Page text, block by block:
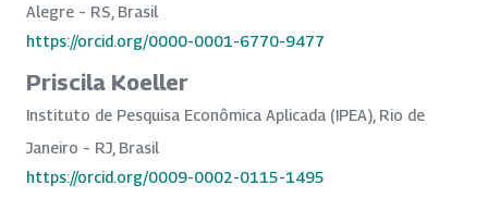
Alegre – RS, Brasil
https://orcid.org/0000-0001-6770-9477
Priscila Koeller
Instituto de Pesquisa Econômica Aplicada (IPEA), Rio de
Janeiro – RJ, Brasil
https://orcid.org/0009-0002-0115-1495